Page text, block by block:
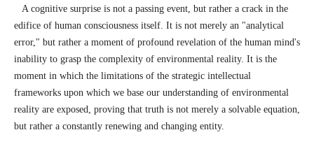
A cognitive surprise is not a passing event, but rather a crack in the
edifice of human consciousness itself. It is not merely an "analytical
error," but rather a moment of profound revelation of the human mind's
inability to grasp the complexity of environmental reality. It is the
moment in which the limitations of the strategic intellectual
frameworks upon which we base our understanding of environmental
reality are exposed, proving that truth is not merely a solvable equation,
but rather a constantly renewing and changing entity.